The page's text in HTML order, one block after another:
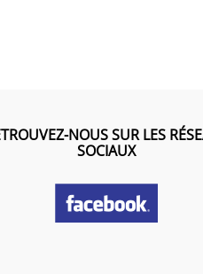
NOUS SUR LES
SOCIAUX